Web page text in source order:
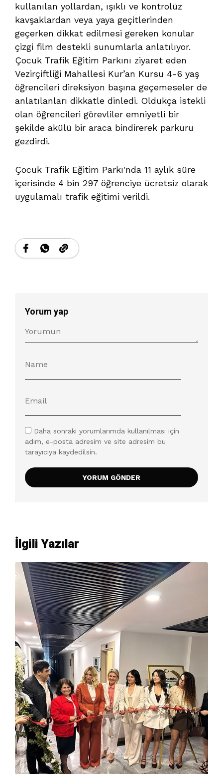
kullanılan yollardan, ışıklı ve kontrolüz
kavşaklardan veya yaya geçitlerinden
geçerken dikkat edilmesi gereken konular
çizgi film destekli sunumlarla anlatılıyor.
Çocuk Trafik Eğitim Parkını ziyaret eden
Vezirçiftliği Mahallesi Kur’an Kursu 4-6 yaş
öğrencileri direksiyon başına geçemeseler de
anlatılanları dikkatle dinledi. Oldukça istekli
olan öğrencileri görevliler emniyetli bir
şekilde akülü bir araca bindirerek parkuru
gezdirdi.
Çocuk Trafik Eğitim Parkı'nda 11 aylık süre
içerisinde 4 bin 297 öğrenciye ücretsiz olarak
uygulamalı trafik eğitimi verildi.
Yorum yap
Daha sonraki yorumlarımda kullanılması için
adım, e-posta adresim ve site adresim bu
tarayıcıya kaydedilsin.
İlgili Yazılar